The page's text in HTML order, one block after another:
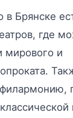
Брянске
где
мирового и